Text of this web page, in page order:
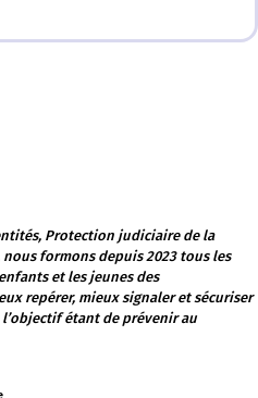
Protection judiciaire de la
nous formons depuis 2023 tous les
et les jeunes des
repérer, mieux signaler et sécuriser
étant de prévenir au